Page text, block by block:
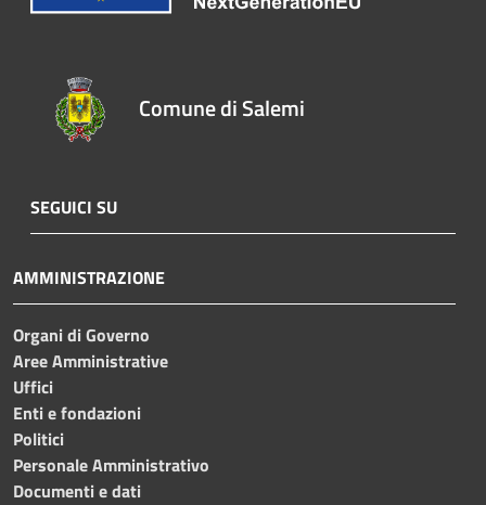
Comune di Salemi
SEGUICI SU
AMMINISTRAZIONE
Organi di Governo
Aree Amministrative
Uffici
Enti e fondazioni
Politici
Personale Amministrativo
Documenti e dati